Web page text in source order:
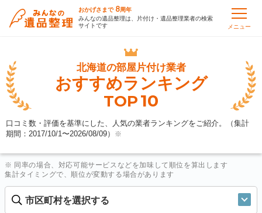
おかげさまで 8周年
みんなの遺品整理は、片付け・遺品整理業者の検索
サイトです
メニュー
北海道の部屋片付け業者
おすすめランキング
TOP10
口コミ数・評価を基準にした、人気の業者ランキングをご紹介。（集計
期間：2017/10/1〜2026/08/09） ※
※ 同率の場合、対応可能サービスなどを加味して順位を算出します
集計タイミングで、順位が変動する場合があります
市区町村を選択する